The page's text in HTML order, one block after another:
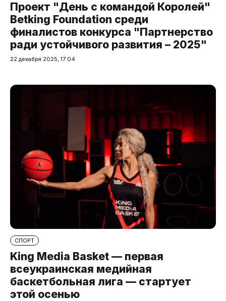
Проект "День с командой Королей"
Betking Foundation среди
финалистов конкурса "Партнерство
ради устойчивого развития – 2025"
22 декабря 2025, 17:04
СПОРТ
King Media Basket — первая
всеукраинская медийная
баскетбольная лига — стартует
этой осенью